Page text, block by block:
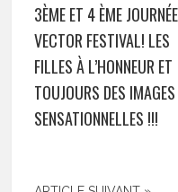
3ÈME ET 4 ÈME
VECTOR FESTIVAL! LES
FILLES À L’HONNEUR ET
TOUJOURS DES IMAGES
SENSATIONNELLES !!!